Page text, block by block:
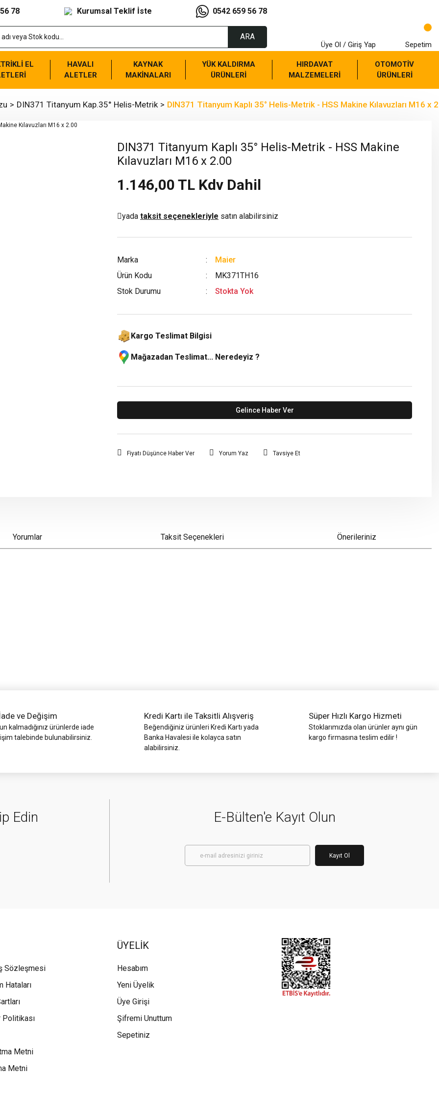
78 Kurumsal Teklif İste 0542 659 56 78
ARA
Üye Ol / Giriş Yap Sepetim
EL
HAVALI
ALETLER
KAYNAK
MAKİNALARI
YÜK KALDIRMA
ÜRÜNLERİ
HIRDAVAT
MALZEMELERİ
OTOMOTİV
ÜRÜNLERİ
DIN371 Titanyum Kap.35° Helis-Metrik DIN371 Titanyum Kaplı 35° Helis-Metrik - HSS Makine Kılavuzları M16 x
DIN371 Titanyum Kaplı 35° Helis-Metrik - HSS Makine
Kılavuzları M16 x 2.00
1.146,00 TL Kdv Dahil
yada taksit seçenekleriyle satın alabilirsiniz
Marka
Maier
Ürün Kodu
MK371TH16
Stok Durumu
Stokta Yok
Kargo Teslimat Bilgisi
Mağazadan Teslimat... Neredeyiz ?
Gelince Haber Ver
Fiyatı Düşünce Haber Ver Yorum Yaz Tavsiye Et
Yorumlar Taksit Seçenekleri Önerileriniz
ve Değişim
kalmadığınız ürünlerde iade
talebinde bulunabilirsiniz.
Kredi Kartı ile Taksitli Alışveriş
Beğendiğiniz ürünleri Kredi Kartı yada
Banka Havalesi ile kolayca satın
alabilirsiniz.
Süper Hızlı Kargo Hizmeti
Stoklarımızda olan ürünler aynı gün
kargo firmasına teslim edilir !
Edin E-Bülten'e Kayıt Olun
Kayıt Ol
Sözleşmesi
Hataları
Metni
Metni
ÜYELİK
Hesabım
Yeni Üyelik
Üye Girişi
Şifremi Unuttum
Sepetiniz